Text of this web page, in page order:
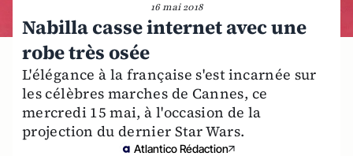
16 mai 2018
Nabilla casse internet avec une
robe très osée
L'élégance à la française s'est incarnée sur
les célèbres marches de Cannes, ce
mercredi 15 mai, à l'occasion de la
projection du dernier Star Wars.
Atlantico Rédaction